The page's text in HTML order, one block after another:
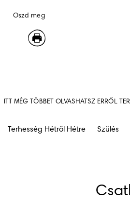
Oszd meg
ITT MÉG TÖBBET OLVASHATSZ ERRŐL
Terhesség Hétről Hétre Szülés